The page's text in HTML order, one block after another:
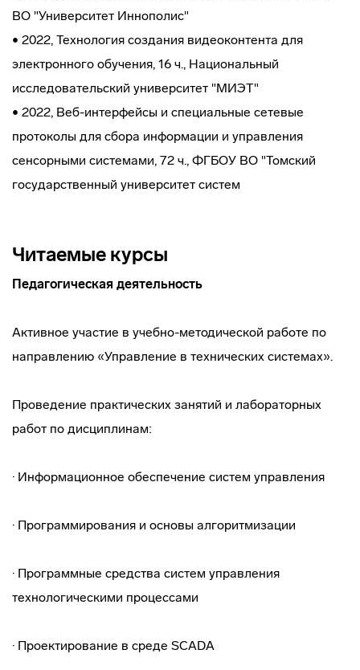
ВО "Университет Иннополис"
• 2022, Технология создания видеоконтента для
электронного обучения, 16 ч., Национальный
исследовательский университет "МИЭТ"
• 2022, Веб-интерфейсы и специальные сетевые
протоколы для сбора информации и управления
сенсорными системами, 72 ч., ФГБОУ ВО "Томский
государственный университет систем
Читаемые курсы
Педагогическая деятельность
Активное участие в учебно-методической работе по
направлению «Управление в технических системах».
Проведение практических занятий и лабораторных
работ по дисциплинам:
· Информационное обеспечение систем управления
· Программирования и основы алгоритмизации
· Программные средства систем управления
технологическими процессами
· Проектирование в среде SCADA